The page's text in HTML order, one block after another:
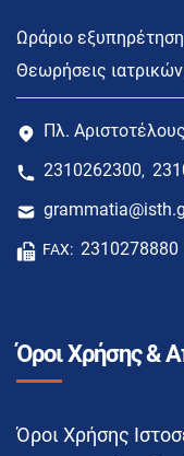
Ωράριο
Θεωρήσεις
Πλ.
2310262300,
FAX: 2310278880
Όροι Χρήσης &
Όροι Χρήσης